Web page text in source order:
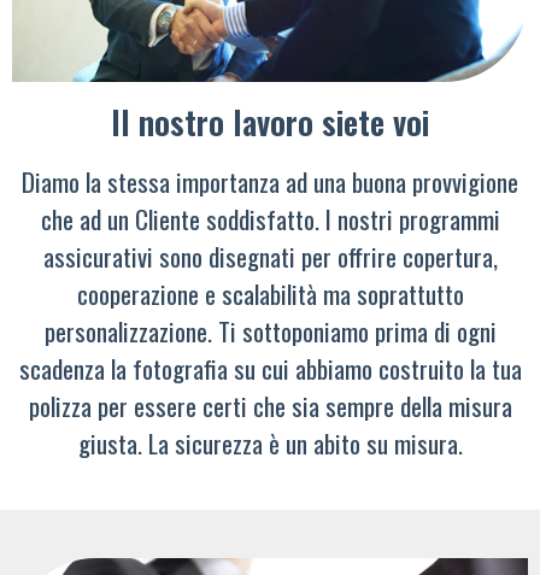
Il nostro lavoro siete voi
Diamo la stessa importanza ad una buona provvigione
che ad un Cliente soddisfatto. I nostri programmi
assicurativi sono disegnati per offrire copertura,
cooperazione e scalabilità ma soprattutto
personalizzazione. Ti sottoponiamo prima di ogni
scadenza la fotografia su cui abbiamo costruito la tua
polizza per essere certi che sia sempre della misura
giusta. La sicurezza è un abito su misura.